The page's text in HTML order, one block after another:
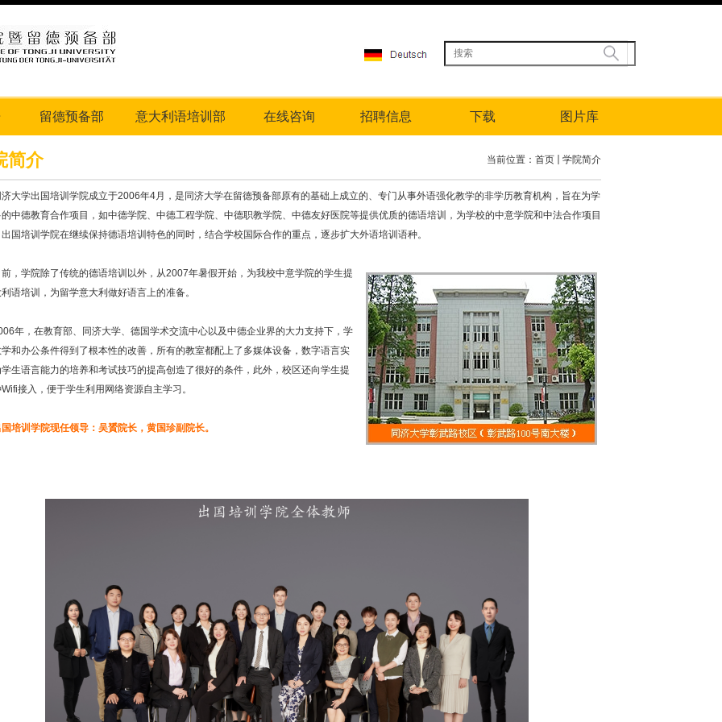
留德预备部 意大利语培训部 在线咨询 招聘信息 下载 图片库
简介 当前位置： 首页 学院简介
学出国培训学院成立于2006年4月，是同济大学在留德预备部原有的基础上成立的、专门从事外语强化教学的非学历教育机构，旨在为学
中德教育合作项目，如中德学院、中德工程学院、中德职教学院、中德友好医院等提供优质的德语培训，为学校的中意学院和中法合作项目
国培训学院在继续保持德语培训特色的同时，结合学校国际合作的重点，逐步扩大外语培训语种。
学院除了传统的德语培训以外，从2007年暑假开始，为我校中意学院的学生提
利语培训，为留学意大利做好语言上的准备。
，在教育部、同济大学、德国学术交流中心以及中德企业界的大力支持下，学
学和办公条件得到了根本性的改善，所有的教室都配上了多媒体设备，数字语言实
生语言能力的培养和考试技巧的提高创造了很好的条件，此外，校区还向学生提
接入，便于学生利用网络资源自主学习。
训学院现任领导：吴贇院长，黄国珍副院长。